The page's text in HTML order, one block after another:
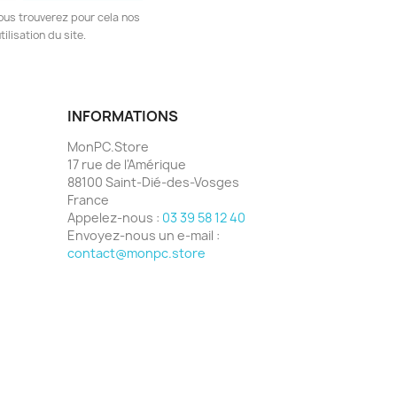
trouverez pour cela nos
du site.
INFORMATIONS
MonPC.Store
17 rue de l'Amérique
88100 Saint-Dié-des-Vosges
France
Appelez-nous : 03 39 58 12 40
Envoyez-nous un e-mail :
contact@monpc.store